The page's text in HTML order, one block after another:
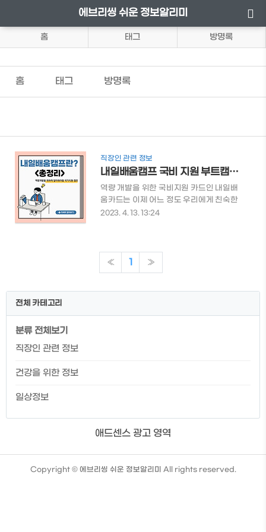
에브리씽 쉬운 정보알리미
홈 태그 방명록
홈 태그 방명록
직장인 관련 정보
내일배움캠프 국비 지원 부트캠프 알아보기 <총정리>
역량 개발을 위한 국비지원 카드인 내일배
움카드는 이제 어느 정도 우리에게 친숙한
데요. 국비지원 부트 캠프인 내일배움캠프
겠습니다. 내일배움캠프 국비지원 부트캠
프 알아보기 목차 내일배움캠프란? 내일배
확인 후 내일배움캠프에 대해 알아보시길
2023. 4. 13. 13:24
« 1 »
전체 카테고리
분류 전체보기
직장인 관련 정보
건강을 위한 정보
일상정보
애드센스 광고 영역
Copyright © 에브리씽 쉬운 정보알리미 All rights reserved.
TistoryWhaleSkin3.4